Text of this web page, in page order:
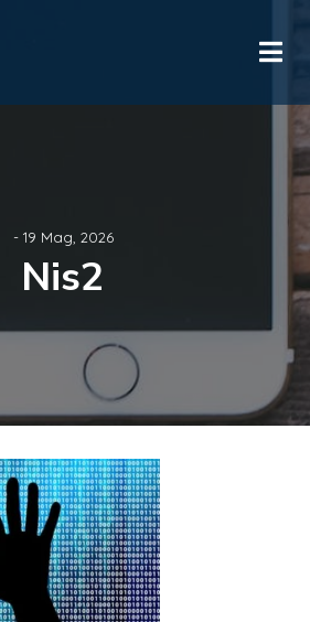
- 19 Mag, 2026
Nis2